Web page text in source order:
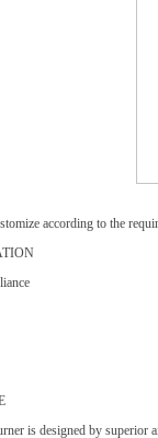
according to the
is designed by superior